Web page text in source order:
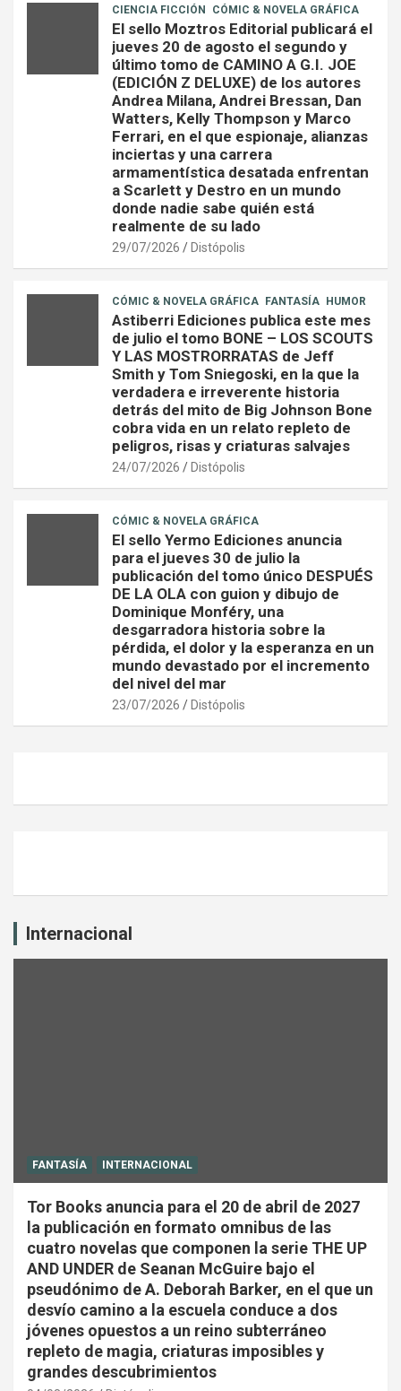
CIENCIA FICCIÓN CÓMIC & NOVELA GRÁFICA
El sello Moztros Editorial publicará el
jueves 20 de agosto el segundo y
último tomo de CAMINO A G.I. JOE
(EDICIÓN Z DELUXE) de los autores
Andrea Milana, Andrei Bressan, Dan
Watters, Kelly Thompson y Marco
Ferrari, en el que espionaje, alianzas
inciertas y una carrera
armamentística desatada enfrentan
a Scarlett y Destro en un mundo
donde nadie sabe quién está
realmente de su lado
29/07/2026 Distópolis
CÓMIC & NOVELA GRÁFICA FANTASÍA HUMOR
Astiberri Ediciones publica este mes
de julio el tomo BONE – LOS SCOUTS
Y LAS MOSTRORRATAS de Jeff
Smith y Tom Sniegoski, en la que la
verdadera e irreverente historia
detrás del mito de Big Johnson Bone
cobra vida en un relato repleto de
peligros, risas y criaturas salvajes
24/07/2026 Distópolis
CÓMIC & NOVELA GRÁFICA
El sello Yermo Ediciones anuncia
para el jueves 30 de julio la
publicación del tomo único DESPUÉS
DE LA OLA con guion y dibujo de
Dominique Monféry, una
desgarradora historia sobre la
pérdida, el dolor y la esperanza en un
mundo devastado por el incremento
del nivel del mar
23/07/2026 Distópolis
Internacional
FANTASÍA INTERNACIONAL
Tor Books anuncia para el 20 de abril de 2027
la publicación en formato omnibus de las
cuatro novelas que componen la serie THE UP
AND UNDER de Seanan McGuire bajo el
pseudónimo de A. Deborah Barker, en el que un
desvío camino a la escuela conduce a dos
jóvenes opuestos a un reino subterráneo
repleto de magia, criaturas imposibles y
grandes descubrimientos